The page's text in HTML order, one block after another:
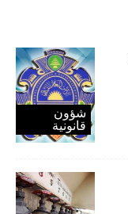
شؤون
قانونية